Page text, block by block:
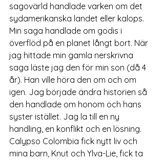
sagovärld handlade varken om det
sydamerikanska landet eller kalops.
Min saga handlade om godis i
överflöd på en planet långt bort. När
jag hittade min gamla nerskrivna
saga läste jag den för min son (då 4
år). Han ville höra den om och om
igen. Jag började ändra historien så
den handlade om honom och hans
syster istället. Jag la till en ny
handling, en konflikt och en lösning.
Calypso Colombia fick nytt liv och
mina barn, Knut och Ylva-Lie, fick ta